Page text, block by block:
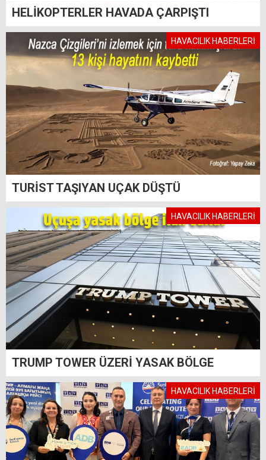
HELİKOPTERLER HAVADA ÇARPIŞTI
HAVACILIK HABERLERİ
TURİST TAŞIYAN UÇAK DÜŞTÜ
HAVACILIK HABERLERİ
TRUMP TOWER ÜZERİ YASAK BÖLGE
HAVACILIK HABERLERİ